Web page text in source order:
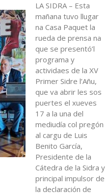
LA SIDRA – Esta
mañana tuvo llugar
na Casa Paquet la
rueda de prensa na
que se presentó’l
programa y
actividaes de la XV
Primer Sidre l’Añu,
que va abrir les sos
puertes el xueves
17 a la una del
mediudía col pregón
al cargu de Luis
Benito García,
Presidente de la
Cátedra de la Sidra y
principal impulsor de
la declaración de